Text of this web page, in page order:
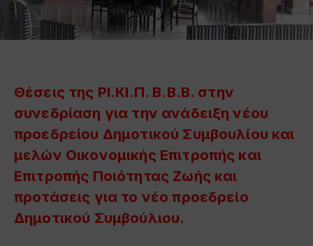
Θέσεις της ΡΙ.ΚΙ.Π. Β.Β.Β. στην
συνεδρίαση για την ανάδειξη νέου
προεδρείου Δημοτικού Συμβουλίου και
μελών Οικονομικής Επιτροπής και
Επιτροπής Ποιότητας Ζωής και
προτάσεις για το νέο προεδρείο
Δημοτικού Συμβούλιου.